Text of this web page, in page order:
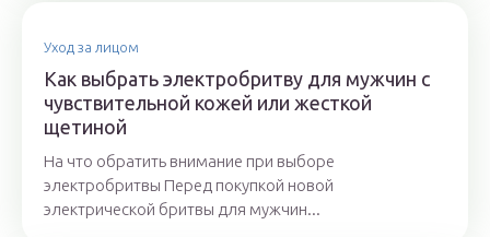
Уход за лицом
Как выбрать электробритву для мужчин с
чувствительной кожей или жесткой
щетиной
На что обратить внимание при выборе
электробритвы Перед покупкой новой
электрической бритвы для мужчин...